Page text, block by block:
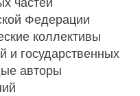
Федерации
коллективы
и государственных
авторы